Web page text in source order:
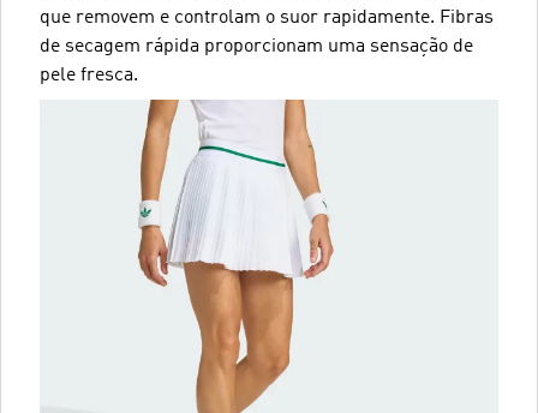
que removem e controlam o suor rapidamente. Fibras
de secagem rápida proporcionam uma sensação de
pele fresca.